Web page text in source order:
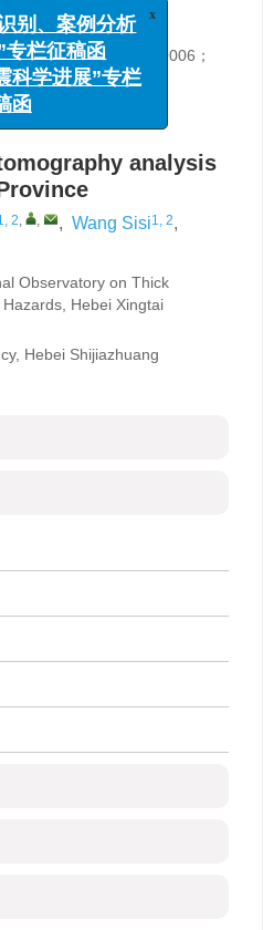
庄 050021
计划（DZ2023120700006；
）资助。
analysis
2, , , Wang Sisi1, 2,
Observatory on Thick
Hebei Xingtai
Hebei Shijiazhuang
别、案例分析
栏征稿函
科学进展”专栏
函